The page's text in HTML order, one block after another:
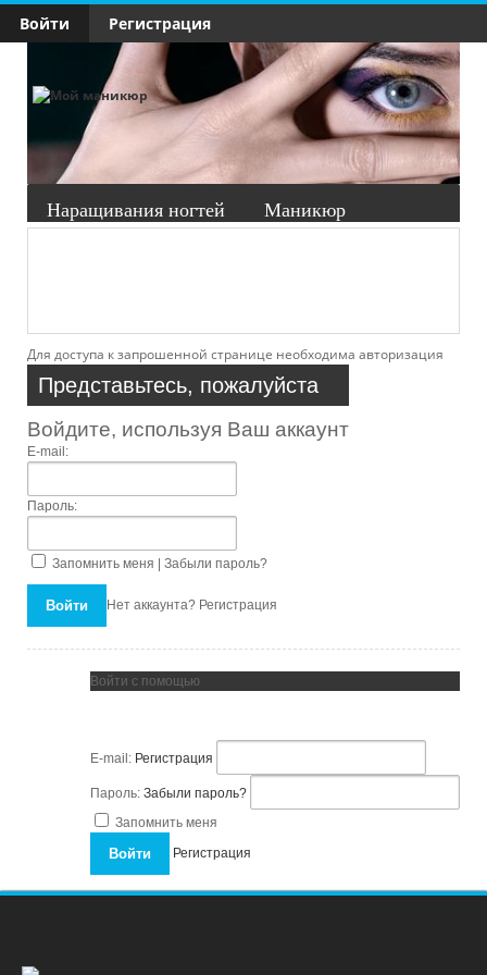
Войти Регистрация
Наращивания ногтей Маникюр
Для доступа к запрошенной странице необходима авторизация
Представьтесь, пожалуйста
Войдите, используя Ваш аккаунт
E-mail:
Пароль:
Запомнить меня | Забыли пароль?
Нет аккаунта? Регистрация
Войти с помощью
E-mail: Регистрация
Пароль: Забыли пароль?
Запомнить меня
Регистрация